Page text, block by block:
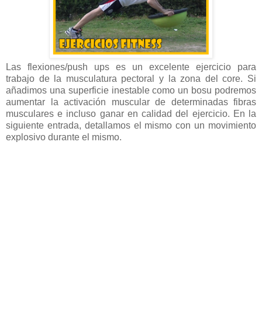
Las flexiones/push ups es un excelente ejercicio para
trabajo de la musculatura pectoral y la zona del core. Si
añadimos una superficie inestable como un bosu podremos
aumentar la activación muscular de determinadas fibras
musculares e incluso ganar en calidad del ejercicio. En la
siguiente entrada, detallamos el mismo con un movimiento
explosivo durante el mismo.